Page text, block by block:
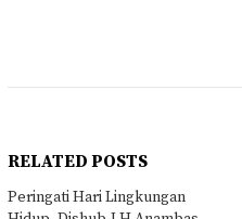
RELATED POSTS
Peringati Hari Lingkungan